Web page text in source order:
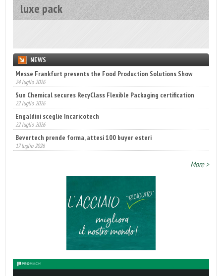
luxe pack
NEWS
Messe Frankfurt presents the Food Production Solutions Show
24 luglio 2026
Sun Chemical secures RecyClass Flexible Packaging certification
22 luglio 2026
Engaldini sceglie Incaricotech
22 luglio 2026
Bevertech prende forma, attesi 100 buyer esteri
17 luglio 2026
More >